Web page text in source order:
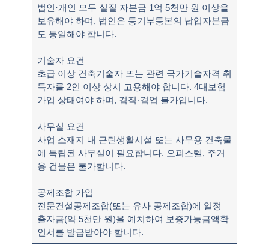
법인·개인 모두 실질 자본금 1억 5천만 원 이상을
보유해야 하며, 법인은 등기부등본의 납입자본금
도 동일해야 합니다.
기술자 요건
초급 이상 건축기술자 또는 관련 국가기술자격 취
득자를 2인 이상 상시 고용해야 합니다. 4대보험
가입 상태여야 하며, 겸직·겸업 불가입니다.
사무실 요건
사업 소재지 내 근린생활시설 또는 사무용 건축물
에 독립된 사무실이 필요합니다. 오피스텔, 주거
용 건물은 불가합니다.
공제조합 가입
전문건설공제조합(또는 유사 공제조합)에 일정
출자금(약 5천만 원)을 예치하여 보증가능금액확
인서를 발급받아야 합니다.